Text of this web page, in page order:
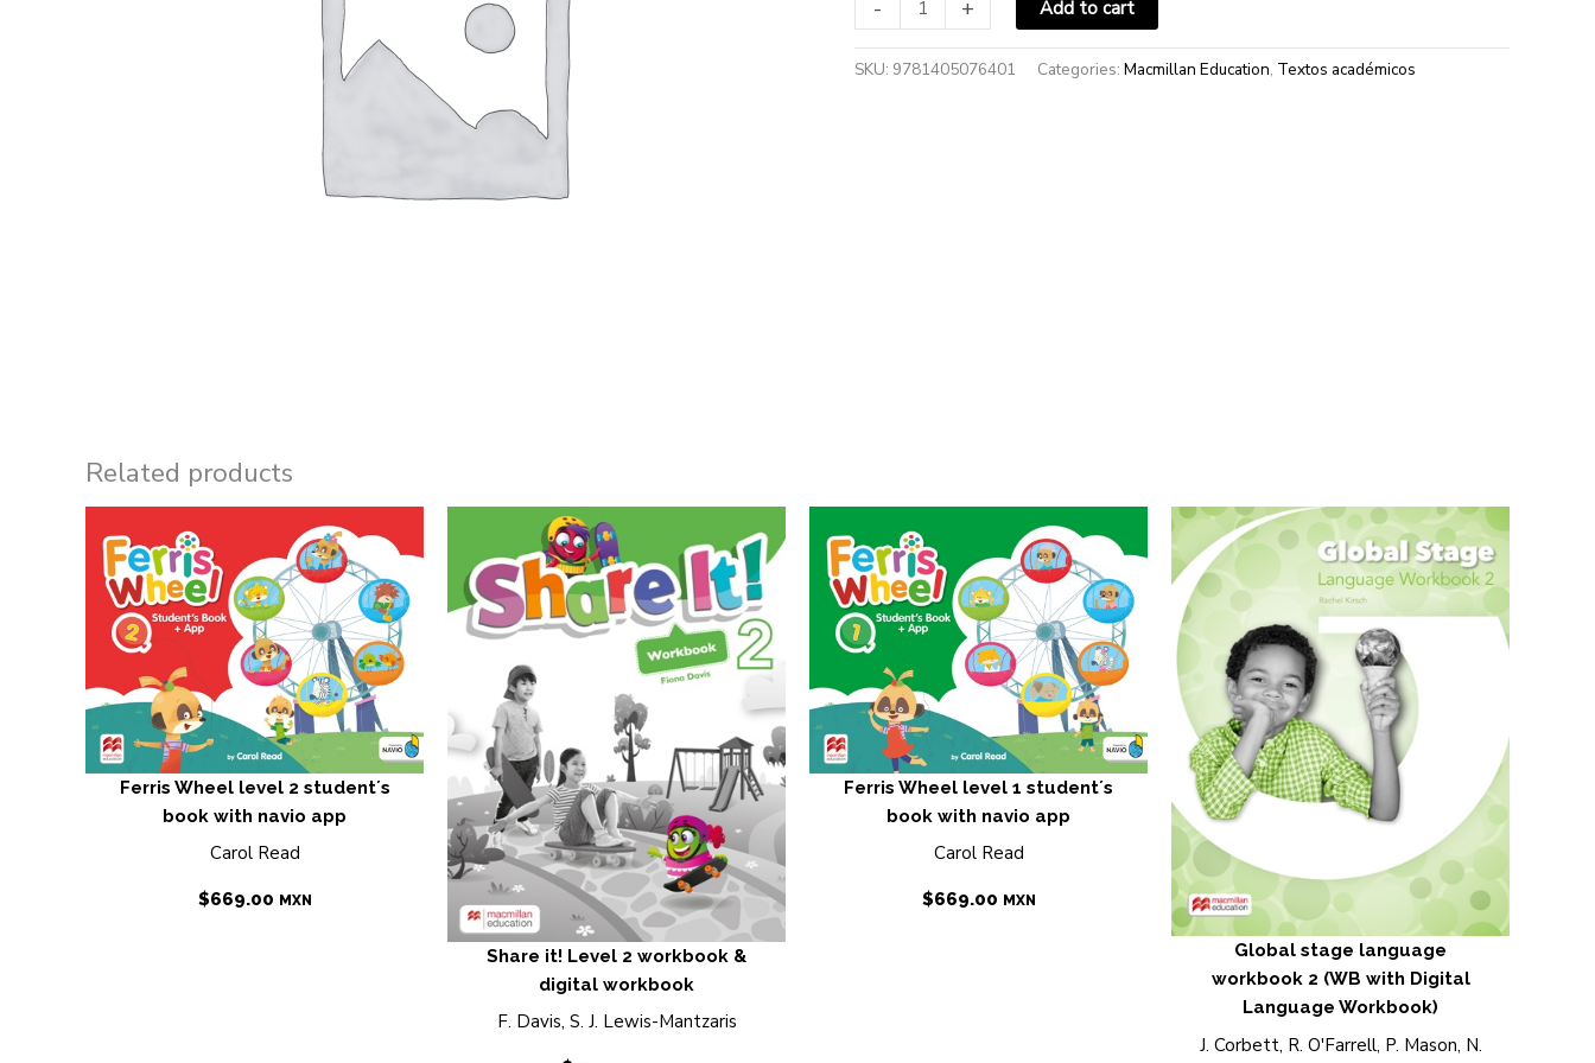
-
Audio
quantity
+ Add to cart
SKU: 9781405076401 Categories: Macmillan Education, Textos académicos
Related products
Ferris Wheel level 2 student´s
book with navio app
Carol Read
$669.00 MXN
Share it! Level 2 workbook &
digital workbook
F. Davis, S. J. Lewis-Mantzaris
Ferris Wheel level 1 student´s
book with navio app
Carol Read
$669.00 MXN
Global stage language
workbook 2 (WB with Digital
Language Workbook)
J. Corbett, R. O'Farrell, P. Mason, N.